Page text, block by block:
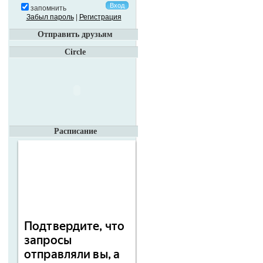
запомнить
Забыл пароль| Регистрация
Отправить друзьям
Circle
Расписание